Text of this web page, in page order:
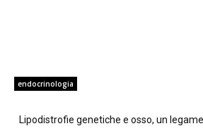
endocrinologia
Lipodistrofie genetiche e osso, un